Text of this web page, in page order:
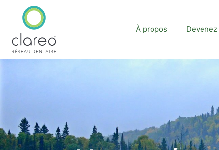
À propos